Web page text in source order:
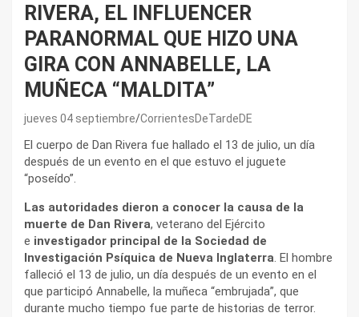
RIVERA, EL INFLUENCER
PARANORMAL QUE HIZO UNA
GIRA CON ANNABELLE, LA
MUÑECA “MALDITA”
jueves 04 septiembre CorrientesDeTardeDE
El cuerpo de Dan Rivera fue hallado el 13 de julio, un día
después de un evento en el que estuvo el juguete
“poseído”.
Las autoridades dieron a conocer la causa de la
muerte de Dan Rivera, veterano del Ejército
e investigador principal de la Sociedad de
Investigación Psíquica de Nueva Inglaterra. El hombre
falleció el 13 de julio, un día después de un evento en el
que participó Annabelle, la muñeca “embrujada”, que
durante mucho tiempo fue parte de historias de terror.